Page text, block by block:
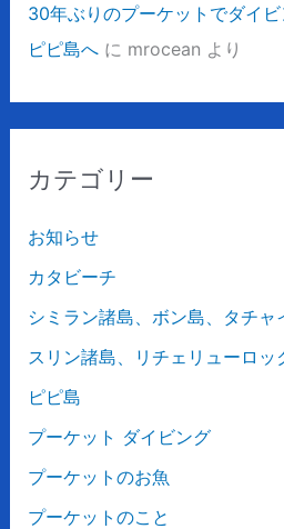
30年ぶりのプーケットでダイ
ピピ島へに mrocean より
カテゴリー
お知らせ
カタビーチ
シミラン諸島、ボン島、タチャ
スリン諸島、リチェリューロッ
ピピ島
プーケット ダイビング
プーケットのお魚
プーケットのこと